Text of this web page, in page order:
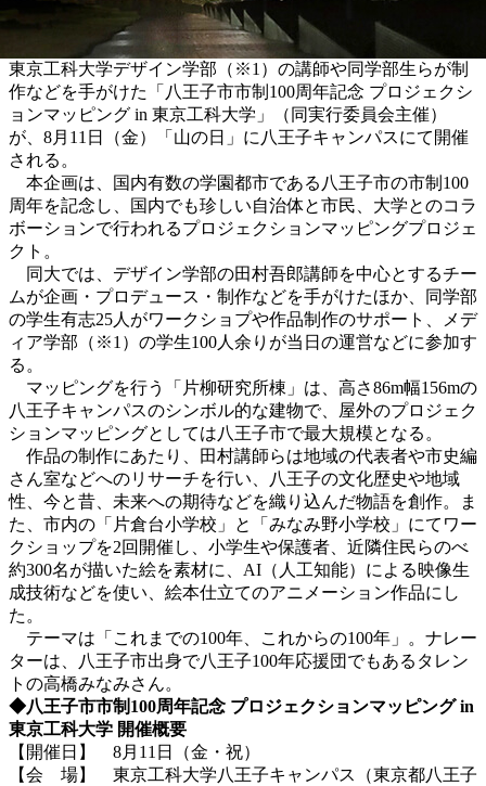
東京工科大学デザイン学部（※1）の講師や同学部生らが制
作などを手がけた「八王子市市制100周年記念 プロジェクシ
ョンマッピング in 東京工科大学」（同実行委員会主催）
が、8月11日（金）「山の日」に八王子キャンパスにて開催
される。
本企画は、国内有数の学園都市である八王子市の市制100
周年を記念し、国内でも珍しい自治体と市民、大学とのコラ
ボーションで行われるプロジェクションマッピングプロジェ
クト。
同大では、デザイン学部の田村吾郎講師を中心とするチー
ムが企画・プロデュース・制作などを手がけたほか、同学部
の学生有志25人がワークショプや作品制作のサポート、メデ
ィア学部（※1）の学生100人余りが当日の運営などに参加す
る。
マッピングを行う「片柳研究所棟」は、高さ86m幅156mの
八王子キャンパスのシンボル的な建物で、屋外のプロジェク
ションマッピングとしては八王子市で最大規模となる。
作品の制作にあたり、田村講師らは地域の代表者や市史編
さん室などへのリサーチを行い、八王子の文化歴史や地域
性、今と昔、未来への期待などを織り込んだ物語を創作。ま
た、市内の「片倉台小学校」と「みなみ野小学校」にてワー
クショップを2回開催し、小学生や保護者、近隣住民らのべ
約300名が描いた絵を素材に、AI（人工知能）による映像生
成技術などを使い、絵本仕立てのアニメーション作品にし
た。
テーマは「これまでの100年、これからの100年」。ナレー
ターは、八王子市出身で八王子100年応援団でもあるタレン
トの高橋みなみさん。
◆八王子市市制100周年記念 プロジェクションマッピング in
東京工科大学 開催概要
【開催日】 8月11日（金・祝）
【会 場】 東京工科大学八王子キャンパス（東京都八王子